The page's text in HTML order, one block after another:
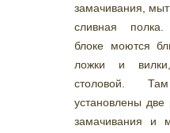
замачивания,
сливная
блоке моются
ложки и
столовой.
установлены
замачивания и